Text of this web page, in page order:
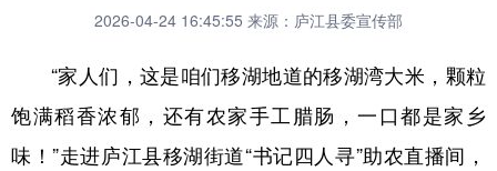
全球连线
科技 科创 量子 体育
文化 书画 健康 军事
2026-04-24 16:45:55 来源：庐江县委宣传部
“家人们，这是咱们移湖地道的移湖湾大米，颗粒
饱满稻香浓郁，还有农家手工腊肠，一口都是家乡
味！”走进庐江县移湖街道“书记四人寻”助农直播间，